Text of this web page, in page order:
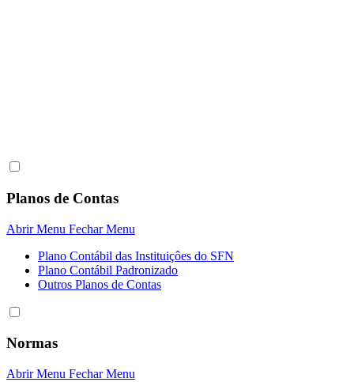
Planos de Contas
Abrir Menu Fechar Menu
Plano Contábil das Instituiçôes do SFN
Plano Contábil Padronizado
Outros Planos de Contas
Normas
Abrir Menu Fechar Menu